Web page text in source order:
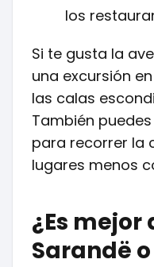
los
Si te gusta la
una excursión
las calas
También
para recorrer la
lugares menos
¿Es mejor
Sarandë